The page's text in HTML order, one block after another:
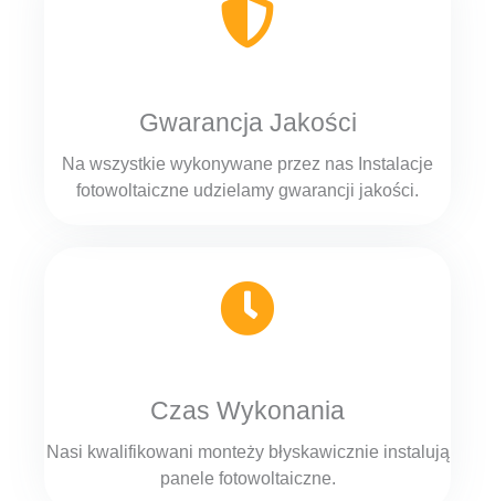
Gwarancja Jakości
Na wszystkie wykonywane przez nas Instalacje
fotowoltaiczne udzielamy gwarancji jakości.
Czas Wykonania
Nasi kwalifikowani monteży błyskawicznie instalują
panele fotowoltaiczne.